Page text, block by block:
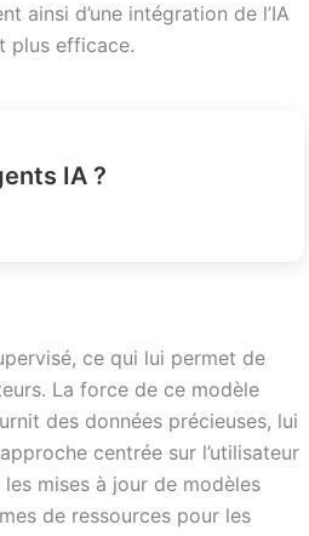
ainsi d’une intégration de l’IA
plus efficace.
IA ?
ce qui lui permet de
La force de ce modèle
des données précieuses, lui
centrée sur l’utilisateur
mises à jour de modèles
de ressources pour les